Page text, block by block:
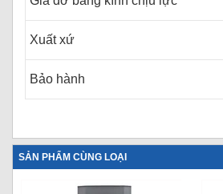
Xuất xứ
Bảo hành
SẢN PHẨM CÙNG LOẠI